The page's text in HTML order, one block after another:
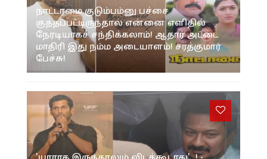
நாட்டாமை குடும்பம்னு பச்சை
குத்தப்பட்டிருந்தால் என்னை எளிதில்
நேரடியாகச் சந்திக்கலாம்! ஆதார் அட்டை
மாதிரி இது நம்ம அடையாளம்! சரத்குமார்
பேச்சு!